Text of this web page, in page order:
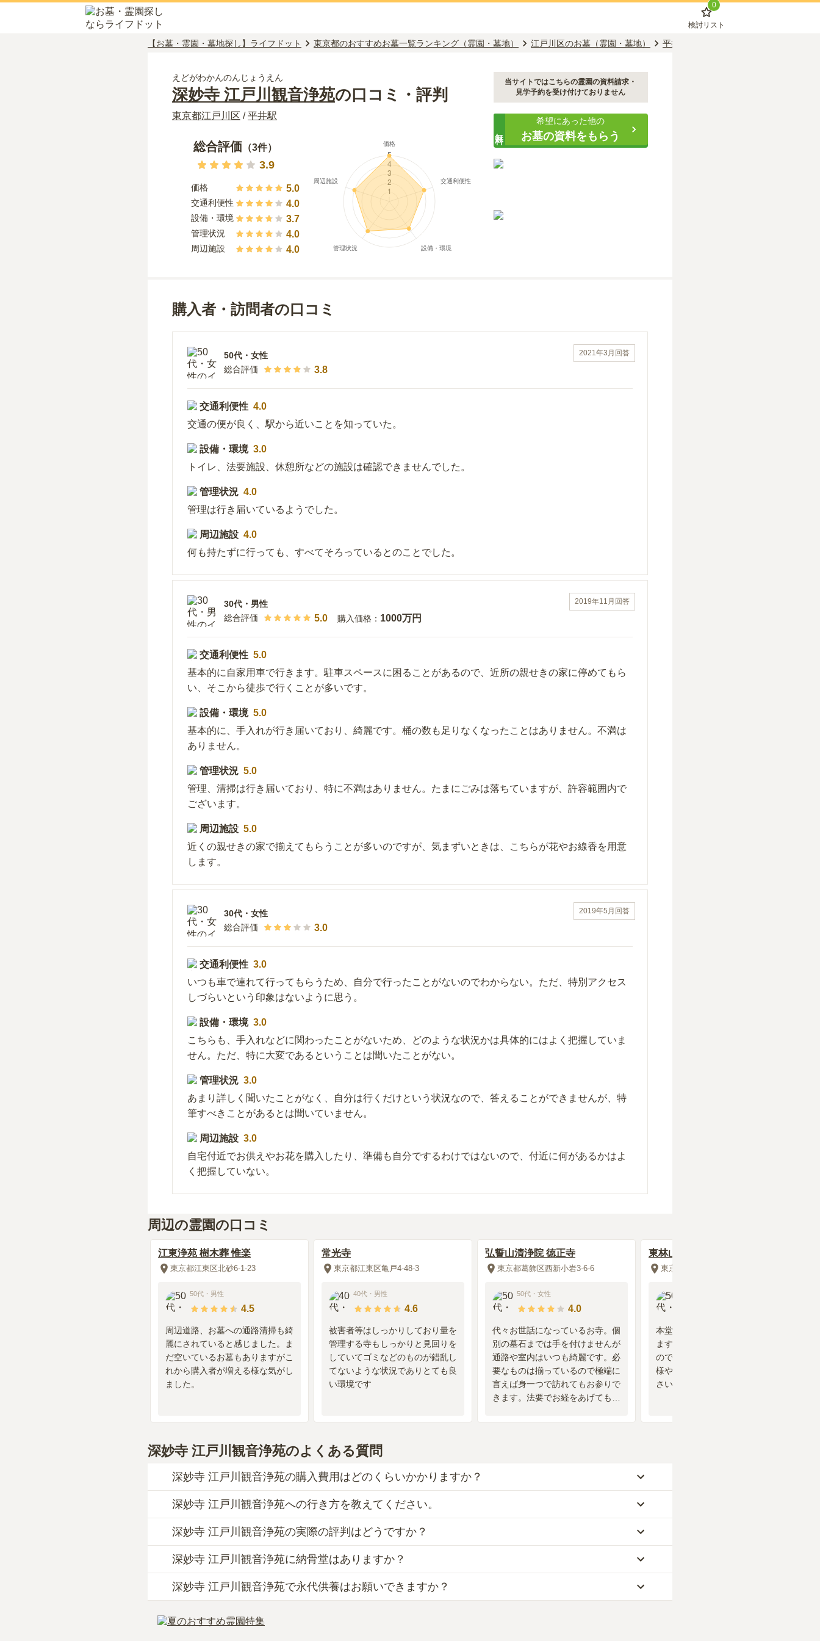
0
検討リスト
【お墓・霊園・墓地探し】ライフドット 東京都のおすすめお墓一覧ランキング（霊園・墓地） 江戸川区のお墓（霊園・墓地） 平井駅のお墓（霊園・墓地）
えどがわかんのんじょうえん
深妙寺 江戸川観音浄苑の口コミ・評判
東京都江戸川区 /平井駅
総合評価 （3件）
3.9
価格 5.0
交通利便性 4.0
設備・環境 3.7
管理状況 4.0
周辺施設 4.0
当サイトではこちらの霊園の資料請求・
見学予約を受け付けておりません
希望にあった他の
お墓の資料をもらう
購入者・訪問者の口コミ
2021年3月 回答
50代 ・ 女性
総合評価
3.8
交通利便性 4.0
交通の便が良く、駅から近いことを知っていた。
設備・環境 3.0
トイレ、法要施設、休憩所などの施設は確認できませんでした。
管理状況 4.0
管理は行き届いているようでした。
周辺施設 4.0
何も持たずに行っても、すべてそろっているとのことでした。
2019年11月 回答
30代 ・ 男性
総合評価
5.0 購入価格： 1000万円
交通利便性 5.0
基本的に自家用車で行きます。駐車スペースに困ることがあるので、近所の親せきの家に停めてもら
い、そこから徒歩で行くことが多いです。
設備・環境 5.0
基本的に、手入れが行き届いており、綺麗です。桶の数も足りなくなったことはありません。不満は
ありません。
管理状況 5.0
管理、清掃は行き届いており、特に不満はありません。たまにごみは落ちていますが、許容範囲内で
ございます。
周辺施設 5.0
近くの親せきの家で揃えてもらうことが多いのですが、気まずいときは、こちらが花やお線香を用意
します。
2019年5月 回答
30代 ・ 女性
総合評価
3.0
交通利便性 3.0
いつも車で連れて行ってもらうため、自分で行ったことがないのでわからない。ただ、特別アクセス
しづらいという印象はないように思う。
設備・環境 3.0
こちらも、手入れなどに関わったことがないため、どのような状況かは具体的にはよく把握していま
せん。ただ、特に大変であるということは聞いたことがない。
管理状況 3.0
あまり詳しく聞いたことがなく、自分は行くだけという状況なので、答えることができませんが、特
筆すべきことがあるとは聞いていません。
周辺施設 3.0
自宅付近でお供えやお花を購入したり、準備も自分でするわけではないので、付近に何があるかはよ
く把握していない。
周辺の霊園の口コミ
江東浄苑 樹木葬 惟楽
東京都江東区北砂6-1-23
50代 ・ 男性
4.5
周辺道路、お墓への通路清掃も綺
麗にされていると感じました。ま
だ空いているお墓もありますがこ
れから購入者が増える様な気がし
ました。
常光寺
東京都江東区亀戸4-48-3
40代 ・ 男性
4.6
被害者等はしっかりしており量を
管理する寺もしっかりと見回りを
していてゴミなどのものが錯乱し
てないような状況でありとても良
い環境です
弘誓山清浄院 徳正寺
東京都葛飾区西新小岩3-6-6
50代 ・ 女性
4.0
代々お世話になっているお寺。個
別の墓石までは手を付けませんが
通路や室内はいつも綺麗です。必
要なものは揃っているので極端に
言えば身一つで訪れてもお参りで
きます。法要でお経をあげてもら
ます。
東林山 華蔵院 寶蓮寺
東京都江東区亀戸4-35-12
本堂に入る入り口に事務所があり
ます。御住職は大変お忙しい方な
ので不在の場合が多いですが、奥
様やお坊さんが暖かく対応して下
さいます。
深妙寺 江戸川観音浄苑のよくある質問
深妙寺 江戸川観音浄苑の購入費用はどのくらいかかりますか？
深妙寺 江戸川観音浄苑では、納骨堂が約35万円からお求めいただけます。
なお、深妙寺 江戸川観音浄苑がある東京都の相場は、納骨堂が約65万円です。
お墓は、価格が高いものがよい、安いものが悪い、という訳ではありません。大切なのは、ご家族が心から
納得し、安心してお参りできる場所を選ぶことです。
深妙寺 江戸川観音浄苑への行き方を教えてください。
公共交通機関の場合、東急田園都市線・東急大井町線「二子玉川駅」から徒歩約5分です。
詳しいルートや地図は、本ページの「地図・交通アクセス」欄をご確認ください。
深妙寺 江戸川観音浄苑の実際の評判はどうですか？
当サイトに寄せられた総合評価は、3.9点です。特に価格が高く評価されています。
利用者様からは「近くの親せきの家で揃えてもらうことが多いのですが、気まずいときは、こちらが花やお
線香を用意します。」といったお声をいただいております。
深妙寺 江戸川観音浄苑に納骨堂はありますか？
はい、深妙寺 江戸川観音浄苑には7種類の納骨堂がございます。
深妙寺 江戸川観音浄苑がある東京都の納骨堂の相場価格は、約65万円です。
深妙寺 江戸川観音浄苑で永代供養はお願いできますか？
はい、深妙寺 江戸川観音浄苑は永代供養に対応しています。